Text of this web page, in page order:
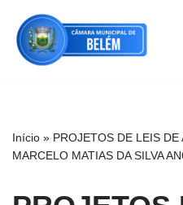
Pular
para
Início » PROJETOS DE LEIS
MARCELO MATIAS DA SILVA